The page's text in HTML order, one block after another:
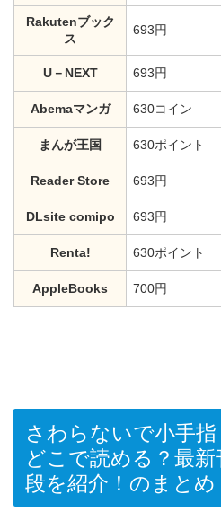
Rakutenブック
ス
693円
U－NEXT 693円
Abemaマンガ 630コイン
まんが王国 630ポイント
Reader Store 693円
DLsite comipo 693円
Renta! 630ポイント
AppleBooks 700円
さわらないで小手
どこで読める？最
段を紹介！のまとめ